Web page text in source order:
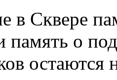
в Сквере
память о